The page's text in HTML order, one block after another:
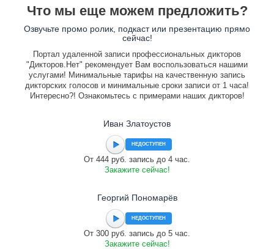
Что мы еще можем предложить?
Озвучьте промо ролик, подкаст или презентацию прямо
сейчас!
Портал удаленной записи профессиональных дикторов
"Дикторов.Нет" рекомендует Вам воспользоваться нашими
услугами! Минимальные тарифы на качественную запись
дикторских голосов и минимальные сроки записи от 1 часа!
Интересно?! Ознакомьтесь с примерами наших дикторов!
Иван Златоустов
НЕДОСТУПЕН
От 444 руб. запись до 4 час.
Закажите сейчас!
Георгий Пономарёв
НЕДОСТУПЕН
От 300 руб. запись до 5 час.
Закажите сейчас!